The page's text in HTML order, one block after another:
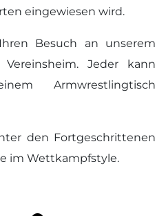
eingewiesen wird.
Besuch an unserem
Jeder kann
Armwrestlingtisch
den Fortgeschrittenen
im Wettkampfstyle.